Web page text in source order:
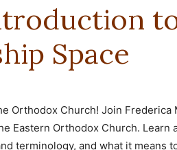
Space
Orthodox Church! Join
Eastern Orthodox Church.
terminology, and what it means